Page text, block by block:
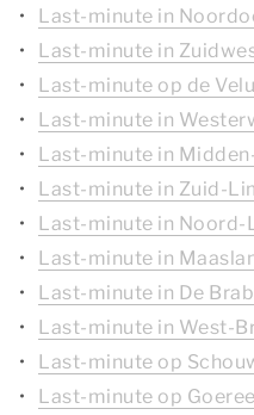
Last-minute in
Last-minute in
Last-minute op de
Last-minute in
Last-minute in
Last-minute in Zuid-
Last-minute in Noord-
Last-minute in
Last-minute in De
Last-minute in West-
Last-minute op
Last-minute op